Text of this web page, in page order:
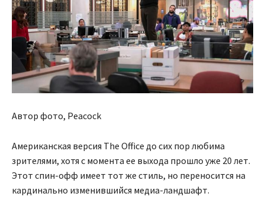
Автор фото, Peacock
Американская версия The Office до сих пор любима
зрителями, хотя с момента ее выхода прошло уже 20 лет.
Этот спин-офф имеет тот же стиль, но переносится на
кардинально изменившийся медиа-ландшафт.